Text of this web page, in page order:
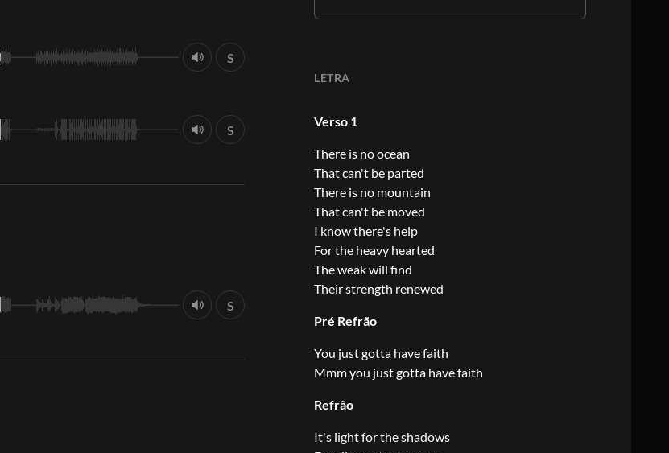
LETRA
Verso 1
There is no ocean
That can't be parted
There is no mountain
That can't be moved
I know there's help
For the heavy hearted
The weak will find
Their strength renewed
Pré Refrão
You just gotta have faith
Mmm you just gotta have faith
Refrão
It's light for the shadows
S
S
S